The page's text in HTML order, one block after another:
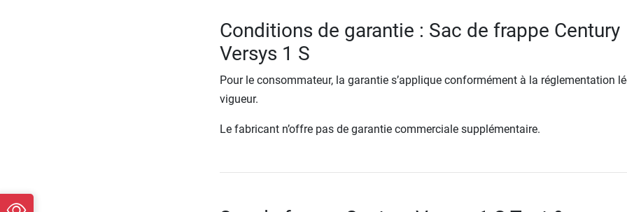
Conditions de garantie : Sac de frappe Century
Versys 1 S
Pour le consommateur, la garantie s’applique conformément à la réglementation
vigueur.
Le fabricant n’offre pas de garantie commerciale supplémentaire.